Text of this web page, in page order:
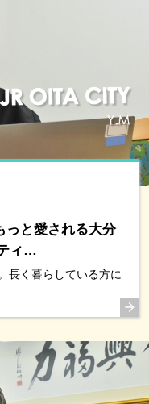
っと愛される大分
ィ…
長く暮らしている方に